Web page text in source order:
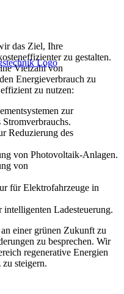
das Ziel, Ihre
zu gestalten.
Vielzahl von
Energieverbrauch zu
zu nutzen:
zur
Reduzierung des
von Photovoltaik-Anlagen.
von
für Elektrofahrzeuge in
Ladesteuerung.
einer grünen Zukunft zu
zu besprechen. Wir
regenerative Energien
steigern.